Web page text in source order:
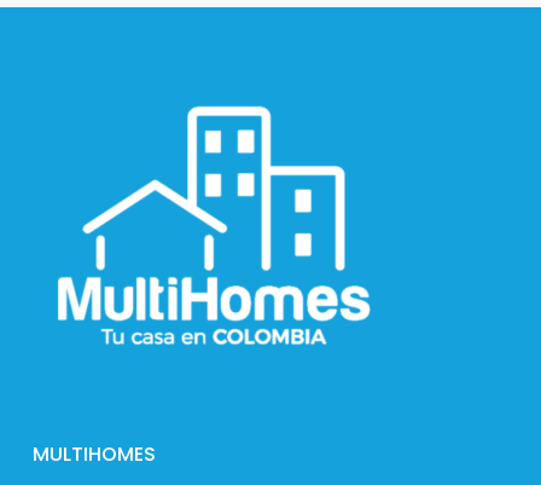
MULTIHOMES